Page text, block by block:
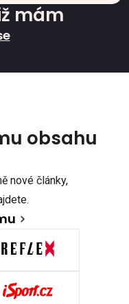
mám
obsahu
nové články,